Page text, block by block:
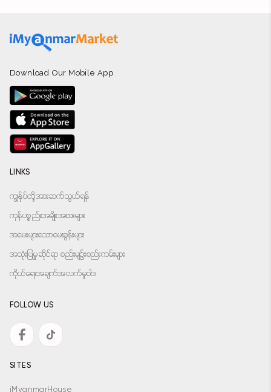
Download Our Mobile App
LINKS
ကျွန်ုပ်တို့အားဆက်သွယ်ရန်
ကုန်ပစ္စည်းအမျိုးအစားများ
အမေးများသောမေးခွန်းများ
အသုံးပြုမှုဆိုင်ရာ စည်းမျဉ်းစည်းကမ်းများ
ကိုယ်ရေးအချက်အလက်မူဝါဒ
FOLLOW US
SITES
iMyanmarHouse